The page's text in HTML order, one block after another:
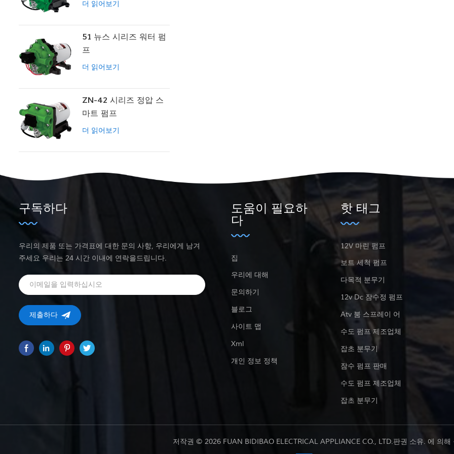
더 읽어보기
51 뉴스 시리즈 워터 펌
프
더 읽어보기
ZN-42 시리즈 정압 스
마트 펌프
더 읽어보기
구독하다
우리의 제품 또는 가격표에 대한 문의 사항, 우리에게 남겨
주세요 우리는 24 시간 이내에 연락을드립니다.
도움이 필요하
다
집
우리에 대해
문의하기
블로그
사이트 맵
Xml
개인 정보 정책
핫 태그
12V 마린 펌프
보트 세척 펌프
다목적 분무기
12v Dc 잠수정 펌프
Atv 붐 스프레이 어
수도 펌프 제조업체
잡초 분무기
잠수 펌프 판매
수도 펌프 제조업체
잡초 분무기
저작권 © 2026 FUAN BIDIBAO ELECTRICAL APPLIANCE CO., LTD.판권 소유. 에 의